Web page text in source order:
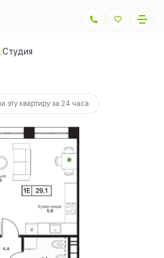
/Студия
эту квартиру за 24 часа